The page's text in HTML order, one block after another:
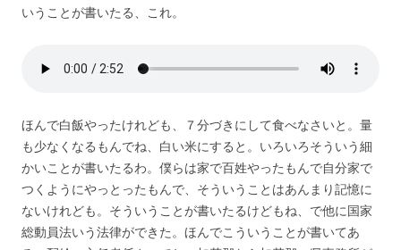
いうことが書いたる、これ。
ほんで白飯やったけれども、７分づきにして食べなさいと。量
も少なくなるもんでね、白い米にすると。いろいろそういう細
かいことが書いたるわ。僕らは家で百姓やったもんで自分家で
つくようにやっとったもんで、そういうことはあんまり記憶に
ないけれども。そういうことが書いたるけどもね、で他に国家
総動員法いう法律ができた。ほんでこういうことが書いてあ